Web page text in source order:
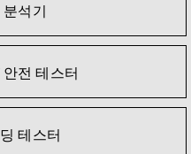
석기
전 테스터
테스터